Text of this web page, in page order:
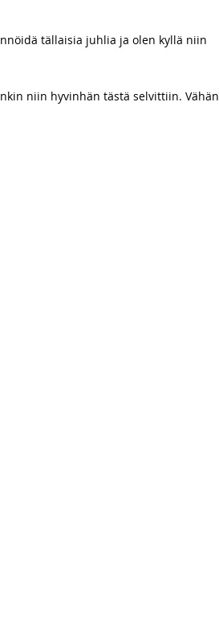
tällaisia juhlia ja olen kyllä niin
niin hyvinhän tästä selvittiin. Vähän